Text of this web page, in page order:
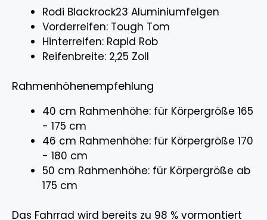
Rodi Blackrock23 Aluminiumfelgen
Vorderreifen: Tough Tom
Hinterreifen: Rapid Rob
Reifenbreite: 2,25 Zoll
Rahmenhöhenempfehlung
40 cm Rahmenhöhe: für Körpergröße 165
- 175 cm
46 cm Rahmenhöhe: für Körpergröße 170
- 180 cm
50 cm Rahmenhöhe: für Körpergröße ab
175 cm
Das Fahrrad wird bereits zu 98 % vormontiert